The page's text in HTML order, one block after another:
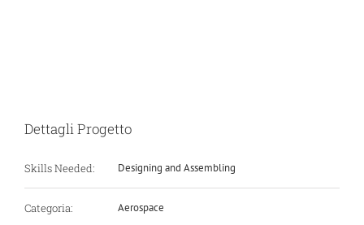
Dettagli Progetto
Skills Needed: Designing and Assembling
Categoria: Aerospace